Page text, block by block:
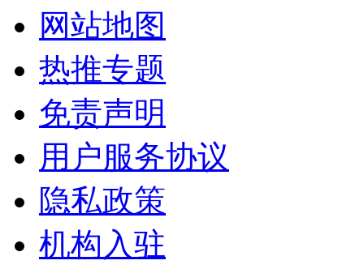
网站地图
热推专题
免责声明
用户服务协议
隐私政策
机构入驻